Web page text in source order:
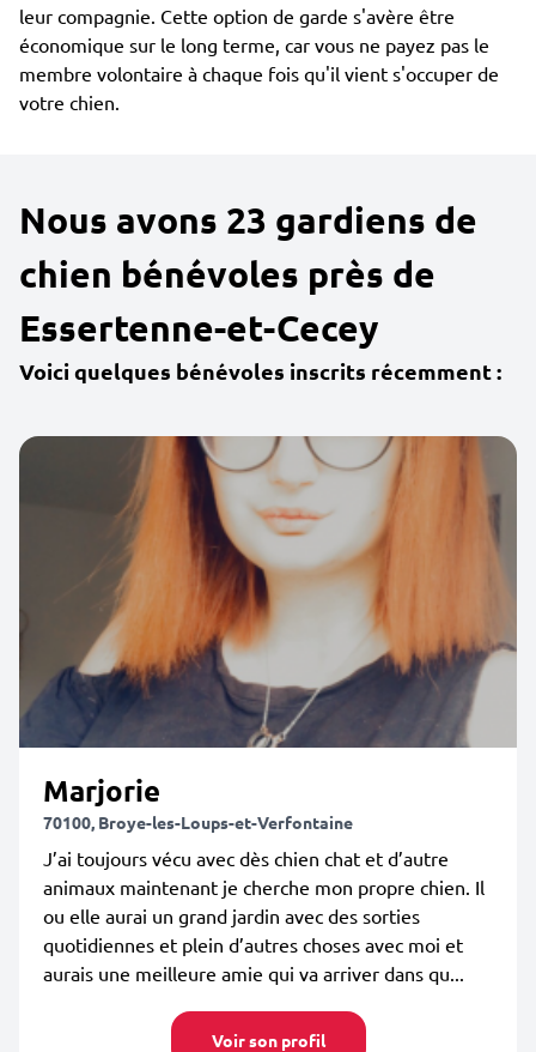
leur compagnie. Cette option de garde s'avère être
économique sur le long terme, car vous ne payez pas le
membre volontaire à chaque fois qu'il vient s'occuper de
votre chien.
Nous avons 23 gardiens de
chien bénévoles près de
Essertenne-et-Cecey
Voici quelques bénévoles inscrits récemment :
Marjorie
70100, Broye-les-Loups-et-Verfontaine
J’ai toujours vécu avec dès chien chat et d’autre
animaux maintenant je cherche mon propre chien. Il
ou elle aurai un grand jardin avec des sorties
quotidiennes et plein d’autres choses avec moi et
aurais une meilleure amie qui va arriver dans qu...
Voir son profil